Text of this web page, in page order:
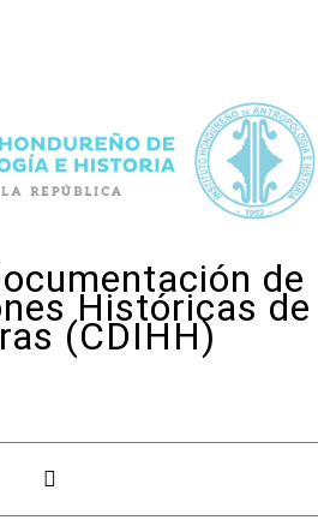
de
Históricas de
(CDIHH)